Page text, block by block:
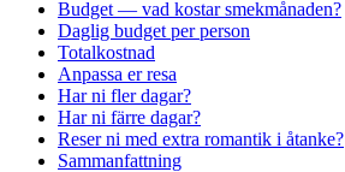
Budget — vad kostar smekmånaden?
Daglig budget per person
Totalkostnad
Anpassa er resa
Har ni fler dagar?
Har ni färre dagar?
Reser ni med extra romantik i åtanke?
Sammanfattning